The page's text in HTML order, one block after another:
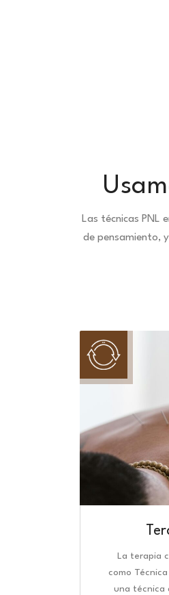
Las técnicas
de pensamiento,
La terapia
como
una técnica